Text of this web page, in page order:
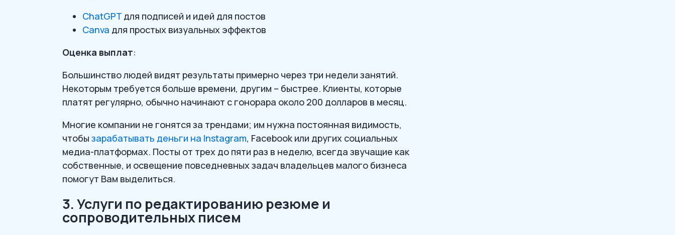
ChatGPT для подписей и идей для постов
Canva для простых визуальных эффектов
Оценка выплат:
Большинство людей видят результаты примерно через три недели занятий.
Некоторым требуется больше времени, другим – быстрее. Клиенты, которые
платят регулярно, обычно начинают с гонорара около 200 долларов в месяц.
Многие компании не гонятся за трендами; им нужна постоянная видимость,
чтобы зарабатывать деньги на Instagram, Facebook или других социальных
медиа-платформах. Посты от трех до пяти раз в неделю, всегда звучащие как
собственные, и освещение повседневных задач владельцев малого бизнеса
помогут Вам выделиться.
3. Услуги по редактированию резюме и
сопроводительных писем